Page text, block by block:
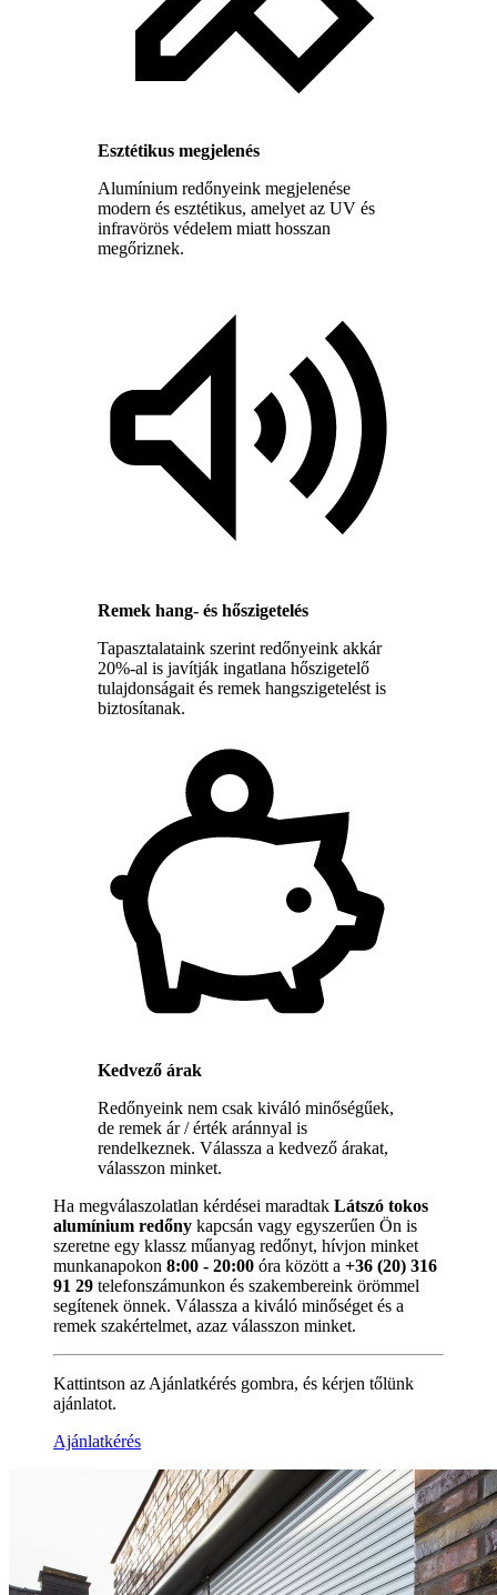
Esztétikus megjelenés
Alumínium redőnyeink megjelenése
modern és esztétikus, amelyet az UV és
infravörös védelem miatt hosszan
megőriznek.
Remek hang- és hőszigetelés
Tapasztalataink szerint redőnyeink akkár
20%-al is javítják ingatlana hőszigetelő
tulajdonságait és remek hangszigetelést is
biztosítanak.
Kedvező árak
Redőnyeink nem csak kiváló minőségűek,
de remek ár / érték aránnyal is
rendelkeznek. Válassza a kedvező árakat,
válasszon minket.
Ha megválaszolatlan kérdései maradtak Látszó tokos
alumínium redőny kapcsán vagy egyszerűen Ön is
szeretne egy klassz műanyag redőnyt, hívjon minket
munkanapokon 8:00 - 20:00 óra között a +36 (20) 316
91 29 telefonszámunkon és szakembereink örömmel
segítenek önnek. Válassza a kiváló minőséget és a
remek szakértelmet, azaz válasszon minket.
Kattintson az Ajánlatkérés gombra, és kérjen tőlünk
ajánlatot.
Ajánlatkérés